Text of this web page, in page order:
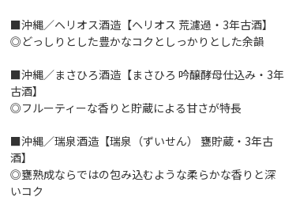
■沖縄／ヘリオス酒造【ヘリオス 荒濾過・3年古酒】
◎どっしりとした豊かなコクとしっかりとした余韻
■沖縄／まさひろ酒造【まさひろ 吟醸酵母仕込み・3年
古酒】
◎フルーティーな香りと貯蔵による甘さが特長
■沖縄／瑞泉酒造【瑞泉（ずいせん） 甕貯蔵・3年古
酒】
◎甕熟成ならではの包み込むような柔らかな香りと深
いコク